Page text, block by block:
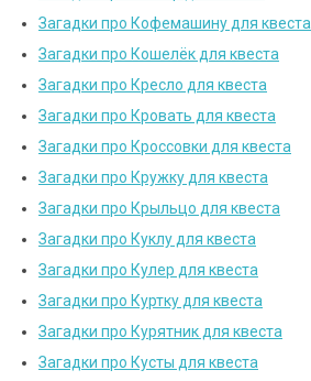
Загадки про Кофемашину для квеста
Загадки про Кошелёк для квеста
Загадки про Кресло для квеста
Загадки про Кровать для квеста
Загадки про Кроссовки для квеста
Загадки про Кружку для квеста
Загадки про Крыльцо для квеста
Загадки про Куклу для квеста
Загадки про Кулер для квеста
Загадки про Куртку для квеста
Загадки про Курятник для квеста
Загадки про Кусты для квеста